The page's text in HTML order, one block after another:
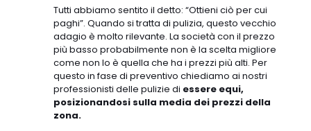
Tutti abbiamo sentito il detto: “Ottieni ciò per cui
paghi”. Quando si tratta di pulizia, questo vecchio
adagio è molto rilevante. La società con il prezzo
più basso probabilmente non è la scelta migliore
come non lo è quella che ha i prezzi più alti. Per
questo in fase di preventivo chiediamo ai nostri
professionisti delle pulizie di essere equi,
posizionandosi sulla media dei prezzi della
zona.